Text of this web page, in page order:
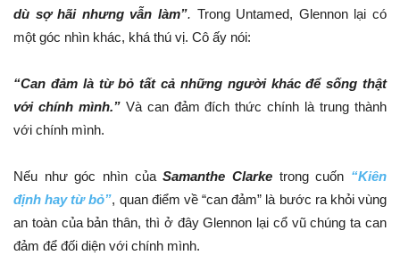
dù sợ hãi nhưng vẫn làm”. Trong Untamed, Glennon lại có
một góc nhìn khác, khá thú vị. Cô ấy nói:
“Can đảm là từ bỏ tất cả những người khác để sống thật
với chính mình.”Và can đảm đích thức chính là trung thành
với chính mình.
Nếu như góc nhìn củaSamanthe Clarke trong cuốn “Kiên
định hay từ bỏ”, quan điểm về “can đảm” là bước ra khỏi vùng
an toàn của bản thân, thì ở đây Glennon lại cổ vũ chúng ta can
đảm để đối diện với chính mình.